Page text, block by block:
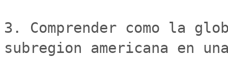
3. Comprender como la
subregion americana en